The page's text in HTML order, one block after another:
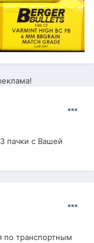
3 пачки с Вашей
по транспортным